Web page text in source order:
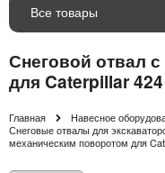
Все товары
Снеговой отвал
для Caterpillar 424
Главная
Навесное
Снеговые отвалы для
механическим поворотом для